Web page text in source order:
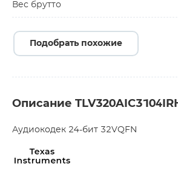
Вес брутто
Подобрать похожие
Описание
Аудиокодек 24-бит 32VQFN